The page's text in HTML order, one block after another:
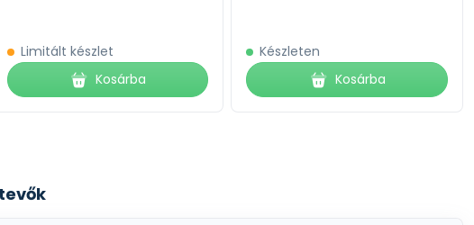
Limitált készlet
Kosárba
Készleten
Kosárba